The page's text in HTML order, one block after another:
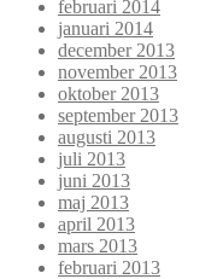
februari 2014
januari 2014
december 2013
november 2013
oktober 2013
september 2013
augusti 2013
juli 2013
juni 2013
maj 2013
april 2013
mars 2013
februari 2013